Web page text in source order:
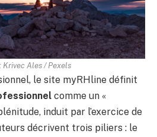
Krivec Ales / Pexels
le site myRHline définit
comme un «
induit par l’exercice de
décrivent trois piliers : le